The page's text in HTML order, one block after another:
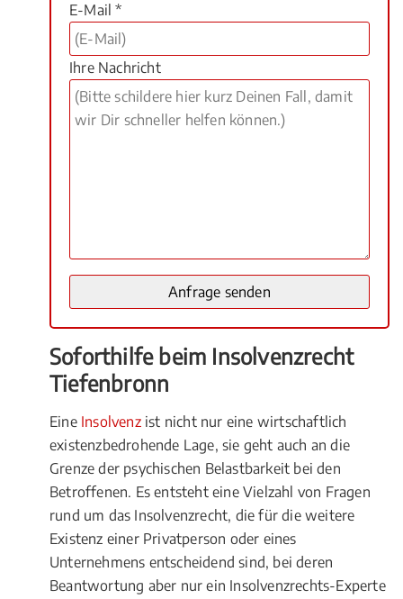
E-Mail *
Ihre Nachricht
Soforthilfe beim Insolvenzrecht
Tiefenbronn
Eine Insolvenzist nicht nur eine wirtschaftlich
existenzbedrohende Lage, sie geht auch an die
Grenze der psychischen Belastbarkeit bei den
Betroffenen. Es entsteht eine Vielzahl von Fragen
rund um das Insolvenzrecht, die für die weitere
Existenz einer Privatperson oder eines
Unternehmens entscheidend sind, bei deren
Beantwortung aber nur ein Insolvenzrechts-Experte